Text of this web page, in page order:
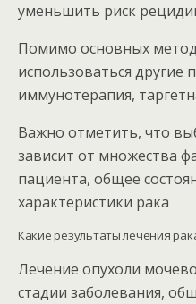
уменьшить риск
Помимо основных
использоваться другие
иммунотерапия,
Важно отметить, что
зависит от множества
пациента, общее
характеристики рака
Какие результаты лечения
Лечение опухоли
стадии заболевания,